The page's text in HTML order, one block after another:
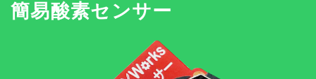
簡易酸素センサー